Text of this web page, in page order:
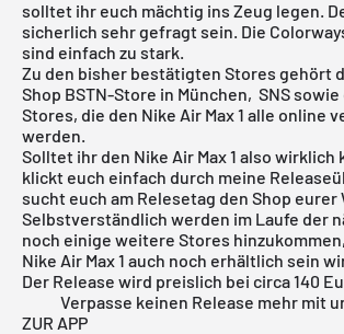
solltet ihr euch mächtig ins Zeug legen.
sicherlich sehr gefragt sein. Die
sind einfach zu stark.
Zu den bisher bestätigten Stores gehört
Shop BSTN-Store in München, SNSsowie
Stores, die den Nike Air Max 1 alle online
werden.
Solltet ihr den Nike Air Max 1 also wirklich
klickt euch einfach durch meine
sucht euch am Relesetag den Shop eurer
Selbstverständlich werden im Laufe der
noch einige weitere Stores
Nike Air Max 1 auch noch erhältlich sein
Der Release wird preislich bei circa 140
Verpasse keinen Release mehr mit
ZUR APP